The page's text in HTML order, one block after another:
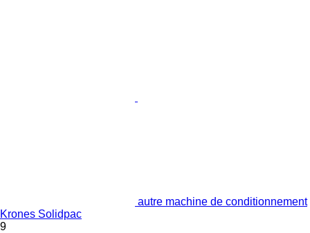
autre machine de conditionnement
Krones Solidpac
9